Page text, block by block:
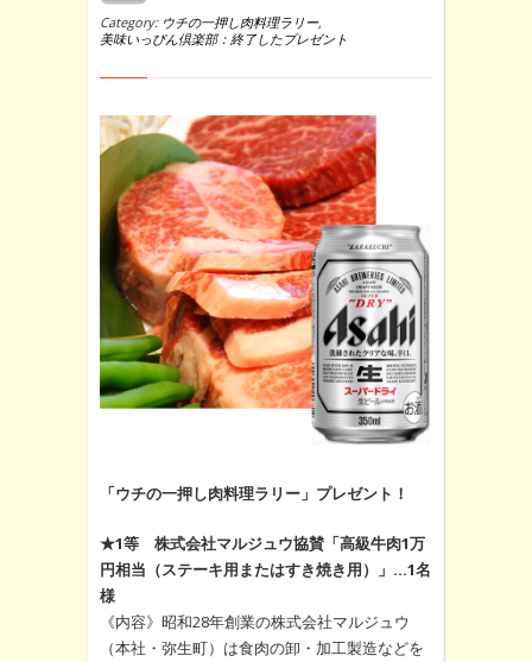
Category: ウチの一押し肉料理ラリー,
美味いっぴん倶楽部：終了したプレゼント
「ウチの一押し肉料理ラリー」プレゼント！
★1等 株式会社マルジュウ協賛「高級牛肉1万
円相当（ステーキ用またはすき焼き用）」…1名
様
《内容》昭和28年創業の株式会社マルジュウ
（本社・弥生町）は食肉の卸・加工製造などを